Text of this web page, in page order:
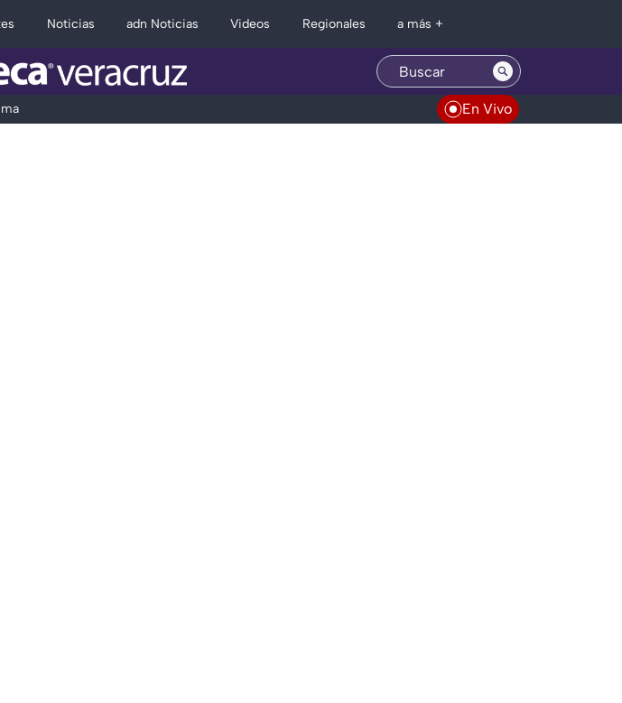
Noticias adn Noticias Videos Regionales a más +
En Vivo